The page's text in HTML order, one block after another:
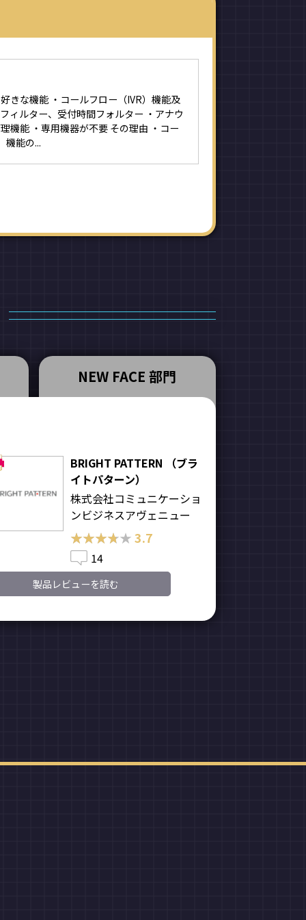
きな機能 ・コールフロー（IVR）機能及
ィルター、受付時間フォルター ・アナウ
機能 ・専用機器が不要 その理由 ・コー
機能の...
NEW FACE 部門
BRIGHT PATTERN （ブラ
イトパターン）
株式会社コミュニケーショ
ンビジネスアヴェニュー
★★★★★
★★★★★3.7
14
製品レビューを読む